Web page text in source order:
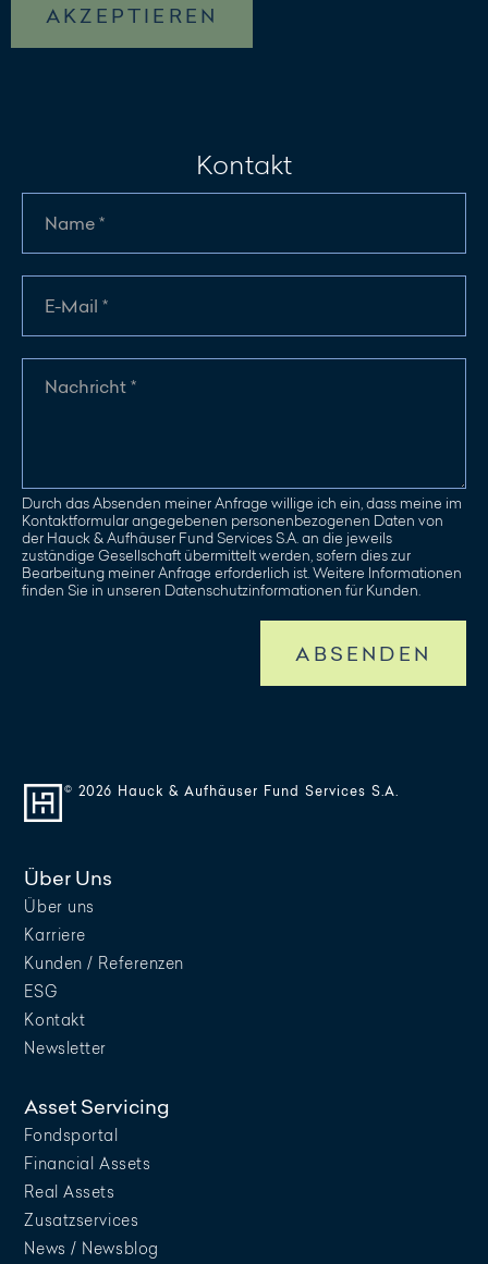
AKZEPTIEREN
Kontakt
Durch das Absenden meiner Anfrage willige ich ein, dass meine im
Kontaktformular angegebenen personenbezogenen Daten von
der Hauck & Aufhäuser Fund Services S.A. an die jeweils
zuständige Gesellschaft übermittelt werden, sofern dies zur
Bearbeitung meiner Anfrage erforderlich ist. Weitere Informationen
finden Sie in unseren Datenschutzinformationen für Kunden.
ABSENDEN
© 2026 Hauck & Aufhäuser Fund Services S.A.
Über Uns
Über uns
Karriere
Kunden / Referenzen
ESG
Kontakt
Newsletter
Asset Servicing
Fondsportal
Financial Assets
Real Assets
Zusatzservices
News / Newsblog